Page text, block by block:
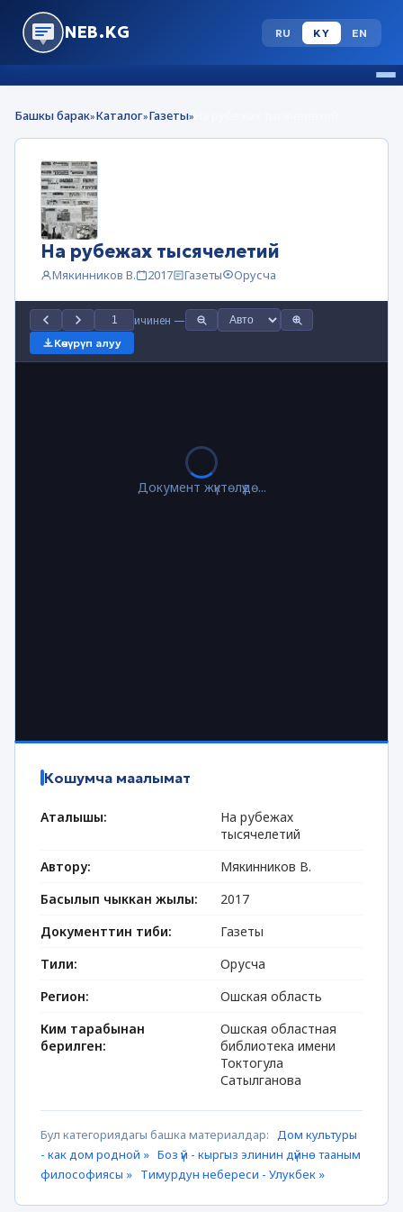
NEB.KG RU KY EN
Башкы барак»Каталог»Газеты»
На рубежах тысячелетий
Мякинников В. 2017 Газеты Орусча
ичинен —
Көчүрүп алуу
Документ жүктөлүүдө...
Кошумча маалымат
Аталышы:
На рубежах
тысячелетий
Автору:
Мякинников В.
Басылып чыккан жылы:
2017
Документтин тиби:
Газеты
Тили:
Орусча
Регион:
Ошская область
Ким тарабынан
берилген:
Ошская областная
библиотека имени
Токтогула
Сатылганова
Бул категориядагы башка материалдар: Дом культуры
- как дом родной » Боз үй - кыргыз элинин дүйнө тааным
философиясы » Тимурдун небереси - Улукбек »